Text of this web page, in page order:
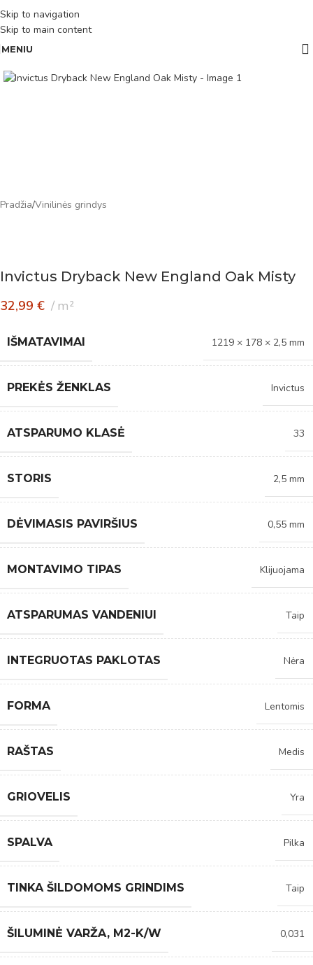
Skip to navigation
Skip to main content
MENIU
Pradžia/Vinilinės grindys
Invictus Dryback New England Oak Misty
32,99 € m²
IŠMATAVIMAI 1219 × 178 × 2,5 mm
PREKĖS ŽENKLAS Invictus
ATSPARUMO KLASĖ 33
STORIS 2,5 mm
DĖVIMASIS PAVIRŠIUS 0,55 mm
MONTAVIMO TIPAS Klijuojama
ATSPARUMAS VANDENIUI Taip
INTEGRUOTAS PAKLOTAS Nėra
FORMA Lentomis
RAŠTAS Medis
GRIOVELIS Yra
SPALVA Pilka
TINKA ŠILDOMOMS GRINDIMS Taip
ŠILUMINĖ VARŽA, M2-K/W 0,031